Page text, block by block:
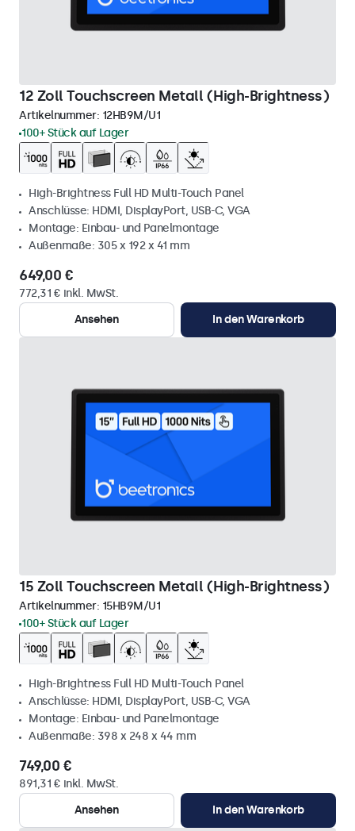
12 Zoll Touchscreen Metall (High-Brightness)
Artikelnummer: 12HB9M/U1
100+ Stück auf Lager
High-Brightness Full HD Multi-Touch Panel
Anschlüsse: HDMI, DisplayPort, USB-C, VGA
Montage: Einbau- und Panelmontage
Außenmaße: 305 x 192 x 41 mm
649,00 €
772,31 € inkl. MwSt.
Ansehen
In den Warenkorb
15 Zoll Touchscreen Metall (High-Brightness)
Artikelnummer: 15HB9M/U1
100+ Stück auf Lager
High-Brightness Full HD Multi-Touch Panel
Anschlüsse: HDMI, DisplayPort, USB-C, VGA
Montage: Einbau- und Panelmontage
Außenmaße: 398 x 248 x 44 mm
749,00 €
891,31 € inkl. MwSt.
Ansehen
In den Warenkorb